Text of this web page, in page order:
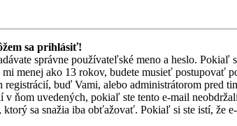
sa prihlásiť!
správne používateľské meno a heslo.
mi menej ako 13 rokov, budete musieť
registrácií, buď Vami, alebo administrátorom pred
ňom uvedených, pokiaľ ste tento e-mail
sa snažia iba obťažovať. Pokiaľ si ste istí, že